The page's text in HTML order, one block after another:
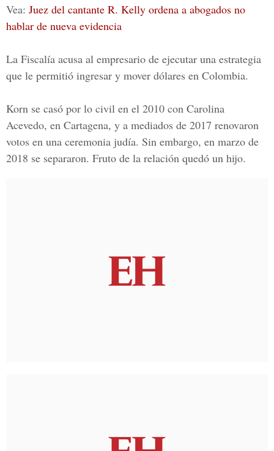
Vea: Juez del cantante R. Kelly ordena a abogados no
hablar de nueva evidencia
La Fiscalía acusa al empresario de ejecutar una estrategia
que le permitió ingresar y mover dólares en Colombia.
Korn se casó por lo civil en el 2010 con Carolina
Acevedo, en Cartagena, y a mediados de 2017 renovaron
votos en una ceremonia judía. Sin embargo, en marzo de
2018 se separaron. Fruto de la relación quedó un hijo.